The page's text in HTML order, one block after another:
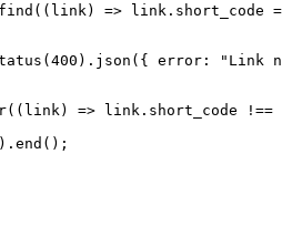
=> link.short_code
error: "Link
=> link.short_code !==